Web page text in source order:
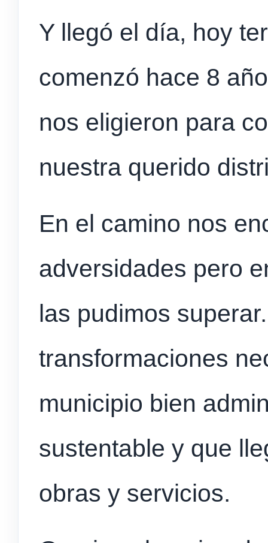
Y llegó el día, hoy
comenzó hace 8
nos eligieron para
nuestra querido
En el camino nos
adversidades pero
las pudimos
transformaciones
municipio bien
sustentable y que
obras y servicios.